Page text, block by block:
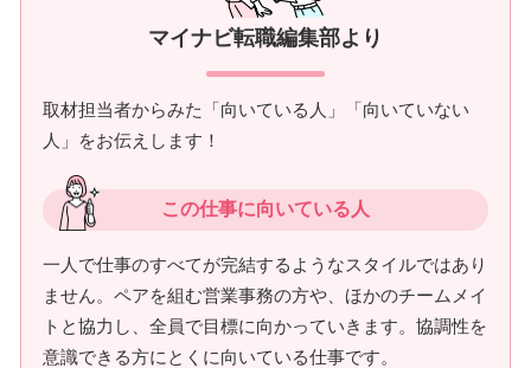
マイナビ転職編集部より
取材担当者からみた「向いている人」「向いていない
人」をお伝えします！
この仕事に向いている人
一人で仕事のすべてが完結するようなスタイルではあり
ません。ペアを組む営業事務の方や、ほかのチームメイ
トと協力し、全員で目標に向かっていきます。協調性を
意識できる方にとくに向いている仕事です。